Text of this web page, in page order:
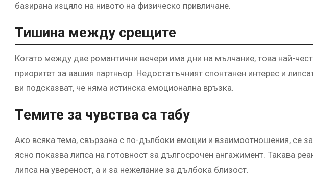
базирана изцяло на нивото на физическо привличане.
Тишина между срещите
Когато между две романтични вечери има дни на мълчание, това най-
приоритет за вашия партньор. Недостатъчният спонтанен интерес и
ви подсказват, че няма истинска емоционална връзка.
Темите за чувства са табу
Ако всяка тема, свързана с по-дълбоки емоции и взаимоотношения, се
ясно показва липса на готовност за дългосрочен ангажимент. Такава
липса на увереност, а и за нежелание за дълбока близост.